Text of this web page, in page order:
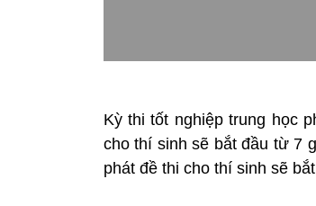
Kỳ thi tốt nghiệp trung học
cho thí sinh sẽ bắt đầu từ 7
phát đề thi cho thí sinh sẽ